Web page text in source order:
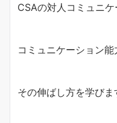
CSAの対人コミュニ
コミュニケーション能
その伸ばし方を学びま